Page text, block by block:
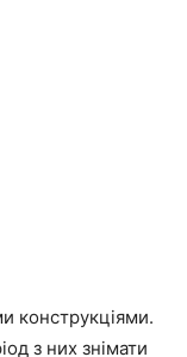
конструкціями.
з них знімати